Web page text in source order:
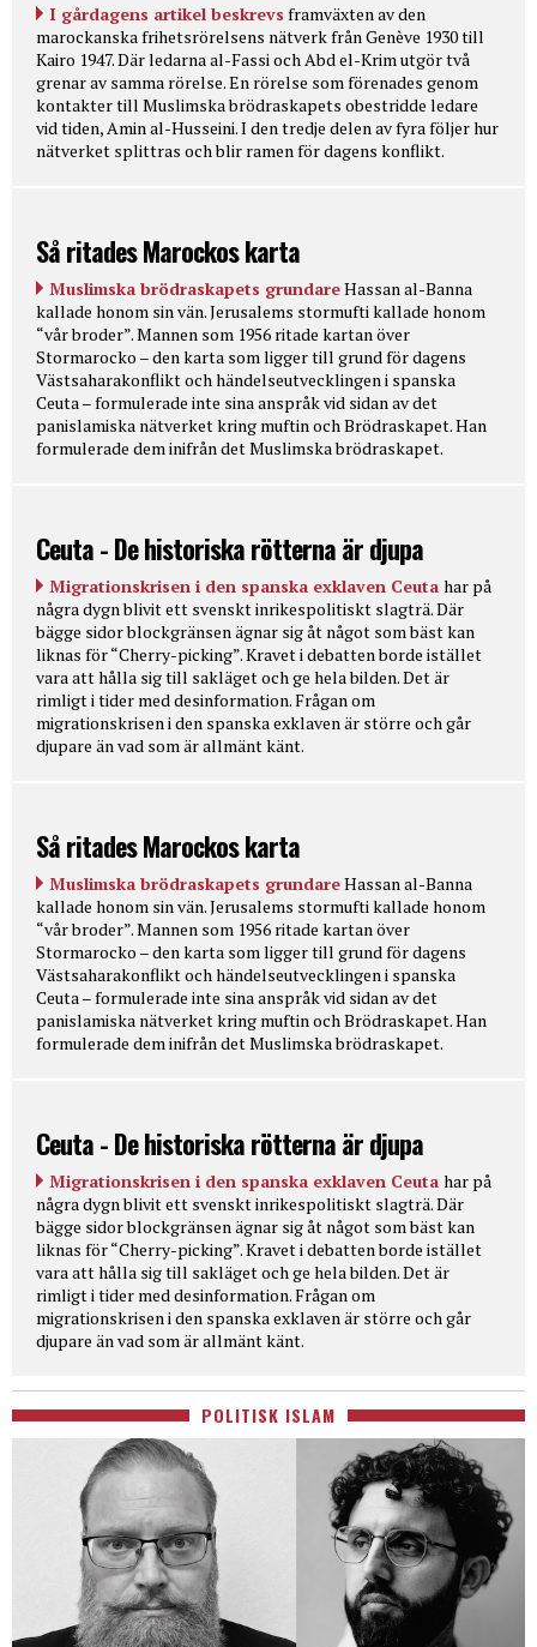
I gårdagens artikel beskrevs framväxten av den
marockanska frihetsrörelsens nätverk från Genève 1930 till
Kairo 1947. Där ledarna al-Fassi och Abd el-Krim utgör två
grenar av samma rörelse. En rörelse som förenades genom
kontakter till Muslimska brödraskapets obestridde ledare
vid tiden, Amin al-Husseini. I den tredje delen av fyra följer hur
nätverket splittras och blir ramen för dagens konflikt.
Så ritades Marockos karta
Muslimska brödraskapets grundareHassan al-Banna
kallade honom sin vän. Jerusalems stormufti kallade honom
“vår broder”. Mannen som 1956 ritade kartan över
Stormarocko – den karta som ligger till grund för dagens
Västsaharakonflikt och händelseutvecklingen i spanska
Ceuta – formulerade inte sina anspråk vid sidan av det
panislamiska nätverket kring muftin och Brödraskapet. Han
formulerade dem inifrån det Muslimska brödraskapet.
Ceuta - De historiska rötterna är djupa
Migrationskrisen i den spanska exklaven Ceuta har på
några dygn blivit ett svenskt inrikespolitiskt slagträ. Där
bägge sidor blockgränsen ägnar sig åt något som bäst kan
liknas för “Cherry-picking”. Kravet i debatten borde istället
vara att hålla sig till sakläget och ge hela bilden. Det är
rimligt i tider med desinformation. Frågan om
migrationskrisen i den spanska exklaven är större och går
djupare än vad som är allmänt känt.
Så ritades Marockos karta
Muslimska brödraskapets grundareHassan al-Banna
kallade honom sin vän. Jerusalems stormufti kallade honom
“vår broder”. Mannen som 1956 ritade kartan över
Stormarocko – den karta som ligger till grund för dagens
Västsaharakonflikt och händelseutvecklingen i spanska
Ceuta – formulerade inte sina anspråk vid sidan av det
panislamiska nätverket kring muftin och Brödraskapet. Han
formulerade dem inifrån det Muslimska brödraskapet.
Ceuta - De historiska rötterna är djupa
Migrationskrisen i den spanska exklaven Ceuta har på
några dygn blivit ett svenskt inrikespolitiskt slagträ. Där
bägge sidor blockgränsen ägnar sig åt något som bäst kan
liknas för “Cherry-picking”. Kravet i debatten borde istället
vara att hålla sig till sakläget och ge hela bilden. Det är
rimligt i tider med desinformation. Frågan om
migrationskrisen i den spanska exklaven är större och går
djupare än vad som är allmänt känt.
POLITISK ISLAM